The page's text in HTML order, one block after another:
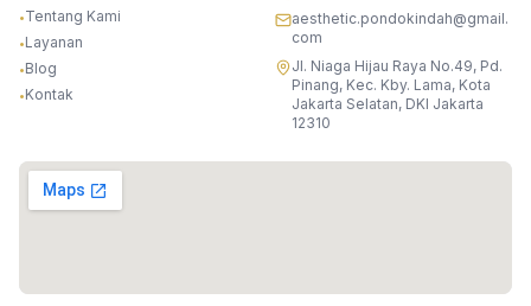
•Tentang Kami
•Layanan
•Blog
•Kontak
aesthetic.pondokindah@gmail.
com
Jl. Niaga Hijau Raya No.49, Pd.
Pinang, Kec. Kby. Lama, Kota
Jakarta Selatan, DKI Jakarta
12310